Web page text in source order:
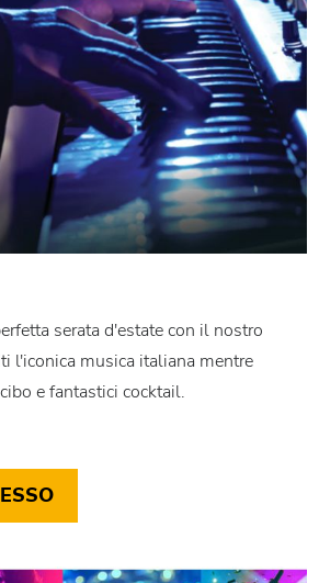
serata d'estate con il nostro
l'iconica musica italiana mentre
e fantastici cocktail.